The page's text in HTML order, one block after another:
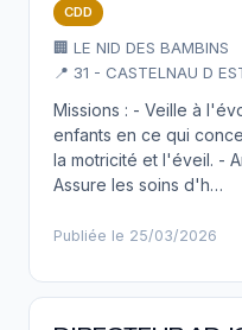
CDD
🏢 LE NID DES BAMBINS
📍 31 - CASTELNAU D
Missions : - Veille à
enfants en ce qui
la motricité et l'éveil. -
Assure les soins d'h…
Publiée le 25/03/2026